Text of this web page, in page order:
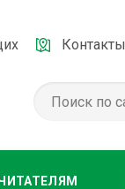
Контакты